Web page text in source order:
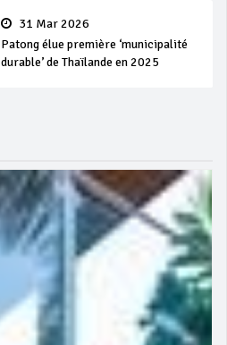
31 Mar 2026
Patong élue première ‘municipalité
durable’ de Thaïlande en 2025